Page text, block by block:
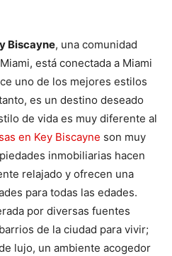
Biscayne, una comunidad
está conectada a Miami
uno de los mejores estilos
es un destino deseado
de vida es muy diferente al
en Key Biscayne son muy
inmobiliarias hacen
relajado y ofrecen una
para todas las edades.
por diversas fuentes
de la ciudad para vivir;
lujo, un ambiente acogedor